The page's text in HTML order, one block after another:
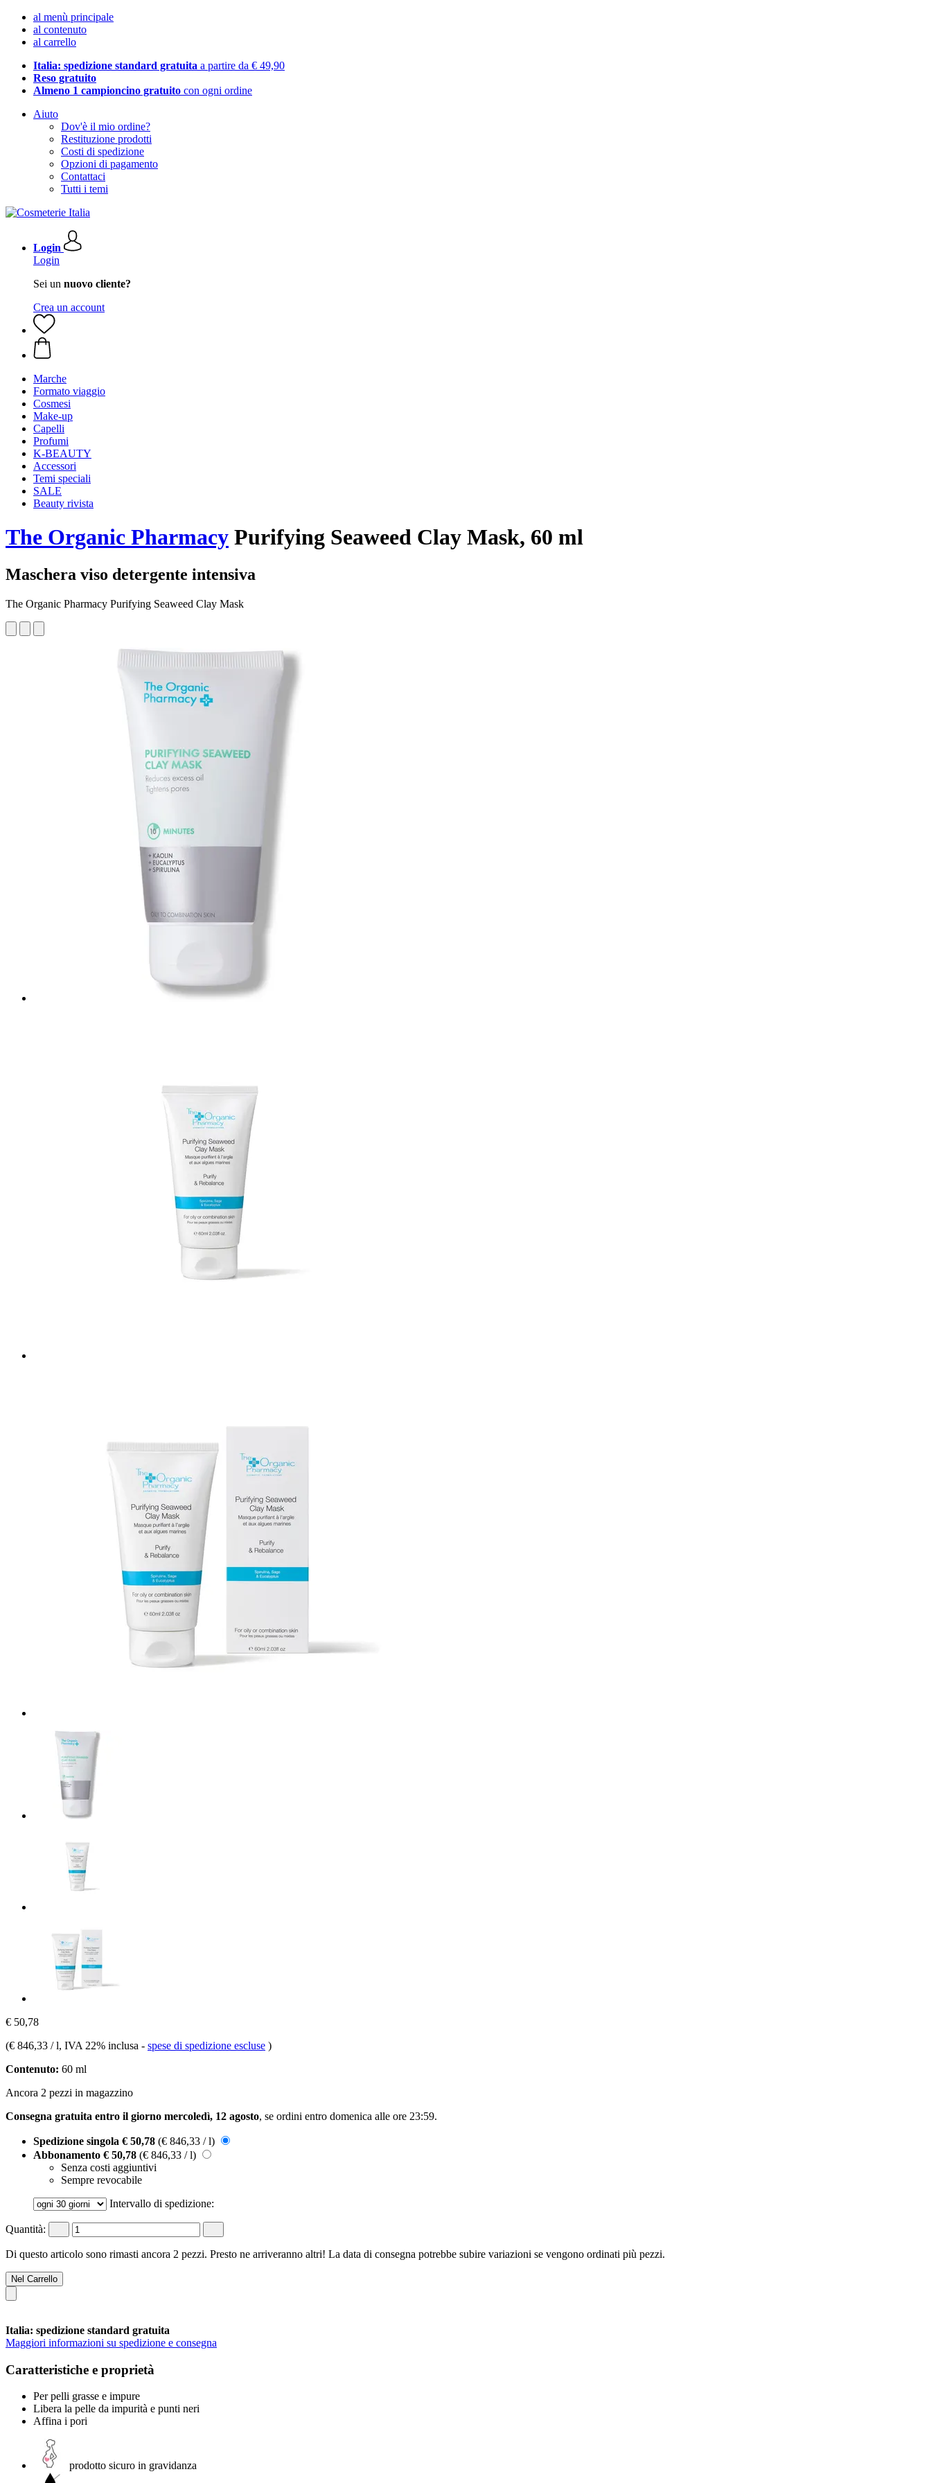
al menù principale
al contenuto
al carrello
Italia: spedizione standard gratuita a partire da € 49,90
Reso gratuito
Almeno 1 campioncino gratuito con ogni ordine
Aiuto
Dov'è il mio ordine?
Restituzione prodotti
Costi di spedizione
Opzioni di pagamento
Contattaci
Tutti i temi
Login
Login
Sei un nuovo cliente?
Crea un account
Marche
Formato viaggio
Cosmesi
Make-up
Capelli
Profumi
K-BEAUTY
Accessori
Temi speciali
SALE
Beauty rivista
The Organic Pharmacy Purifying Seaweed Clay Mask, 60 ml
Maschera viso detergente intensiva
The Organic Pharmacy Purifying Seaweed Clay Mask
€ 50,78
(€ 846,33 / l, IVA 22% inclusa - spese di spedizione escluse )
Contenuto: 60 ml
Ancora 2 pezzi in magazzino
Consegna gratuita entro il giorno mercoledì, 12 agosto, se ordini entro domenica alle ore 23:59.
Spedizione singola € 50,78 (€ 846,33 / l)
Abbonamento € 50,78 (€ 846,33 / l)
Senza costi aggiuntivi
Sempre revocabile
Intervallo di spedizione:
Quantità:
Di questo articolo sono rimasti ancora 2 pezzi. Presto ne arriveranno altri! La data di consegna potrebbe subire variazioni se vengono ordinati più pezzi.
Nel Carrello
Italia: spedizione standard gratuita
Maggiori informazioni su spedizione e consegna
Caratteristiche e proprietà
Per pelli grasse e impure
Libera la pelle da impurità e punti neri
Affina i pori
prodotto sicuro in gravidanza